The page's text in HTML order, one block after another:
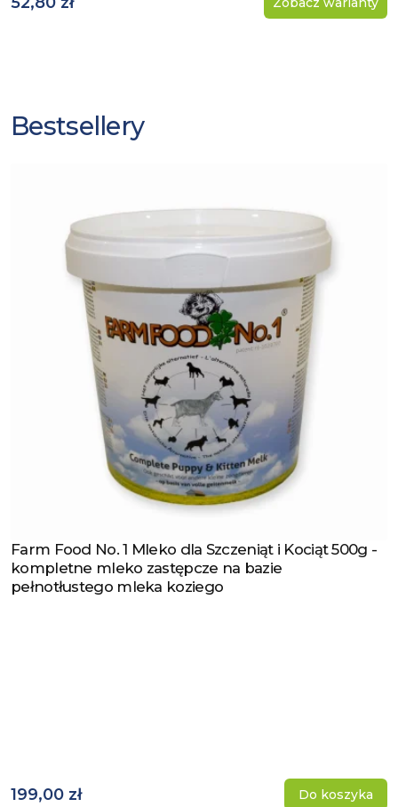
Bestsellery
Zobacz produkt
Farm Food No. 1 Mleko dla Szczeniąt i Kociąt 500g -
kompletne mleko zastępcze na bazie
pełnotłustego mleka koziego
199,00 zł Do koszyka